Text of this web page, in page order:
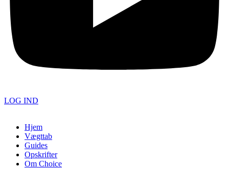
LOG IND
Hjem
Vægttab
Guides
Opskrifter
Om Choice